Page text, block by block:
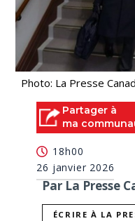
Photo: La Presse
Partager à
ma
18h00
26 janvier 2026
Par La Presse
ÉCRIRE À LA